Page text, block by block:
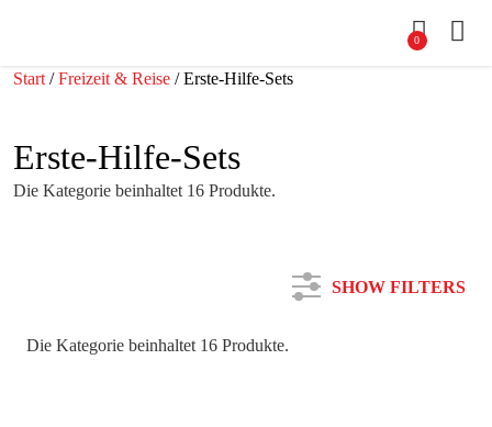
0
Start /Freizeit & Reise / Erste-Hilfe-Sets
Erste-Hilfe-Sets
Die Kategorie beinhaltet 16 Produkte.
SHOW FILTERS
Die Kategorie beinhaltet 16 Produkte.